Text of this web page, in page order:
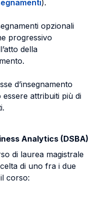
).
opzionali
progressivo
della
d’insegnamento
attribuiti più di
Analytics (DSBA)
di laurea magistrale
di uno fra i due
corso: